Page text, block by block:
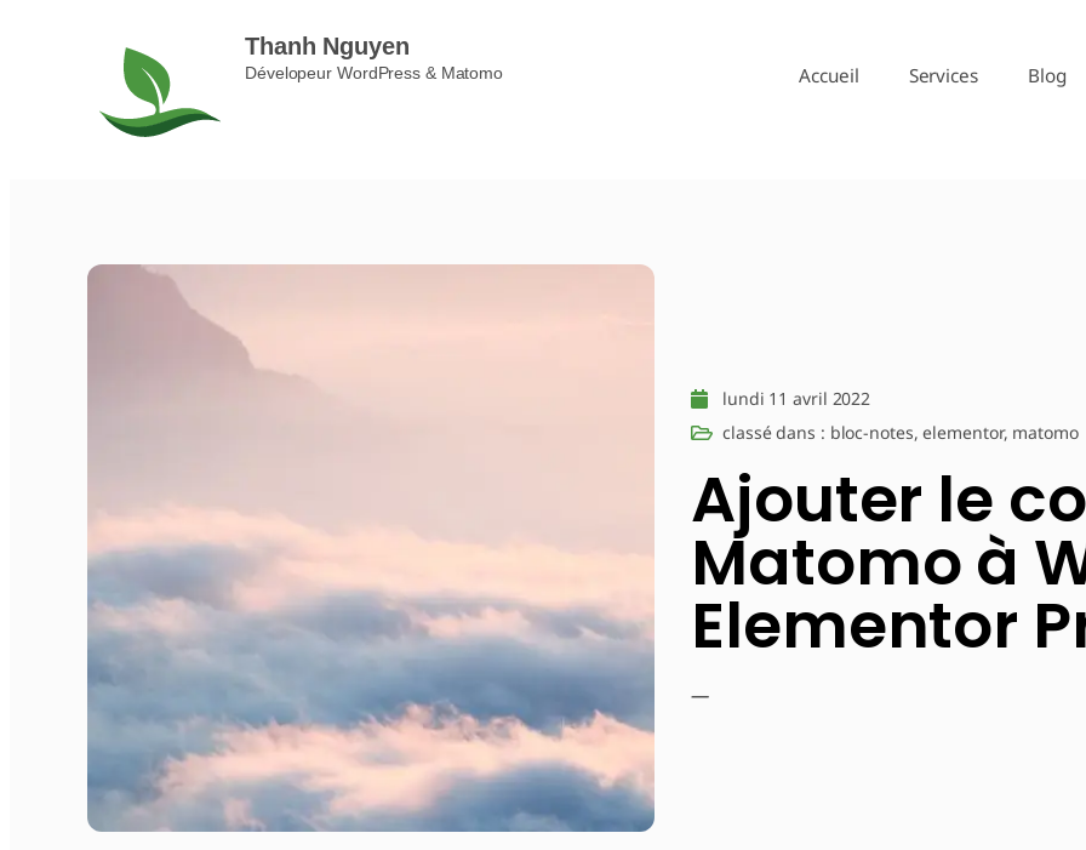
Thanh Nguyen
Dévelopeur WordPress & Matomo Accueil Services Blog
lundi 11 avril 2022
classé dans : bloc-notes,elementor, matomo
Ajouter le
Matomo à
Elementor
—